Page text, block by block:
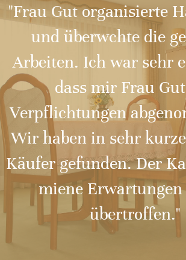
"Frau Gut organisierte
und überwchte die
Arbeiten. Ich war sehr
dass mir Frau
Verpflichtungen
Wir haben in sehr
Käufer gefunden. Der
miene
übertroffen."